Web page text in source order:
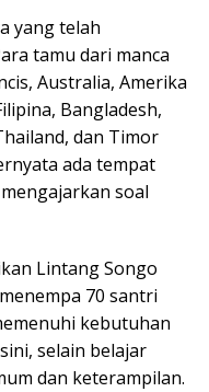
yang telah
tamu dari manca
Australia, Amerika
Bangladesh,
dan Timor
ada tempat
soal
Lintang Songo
70 santri
kebutuhan
selain belajar
dan keterampilan.